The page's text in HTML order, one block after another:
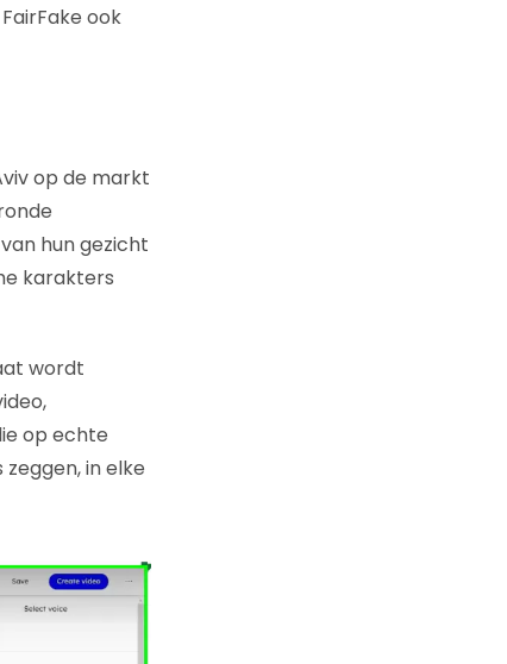
ook
op de markt
hun gezicht
karakters
wordt
op echte
in elke